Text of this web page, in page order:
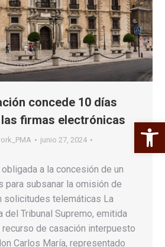
Abrir
concede 10 días
firmas electrónicas
junio 27, 2024
a la concesión de un
para subsanar la omisión de
solicitudes telemáticas La
del Tribunal Supremo, emitida
de casación interpuesto
Carlos María, representado